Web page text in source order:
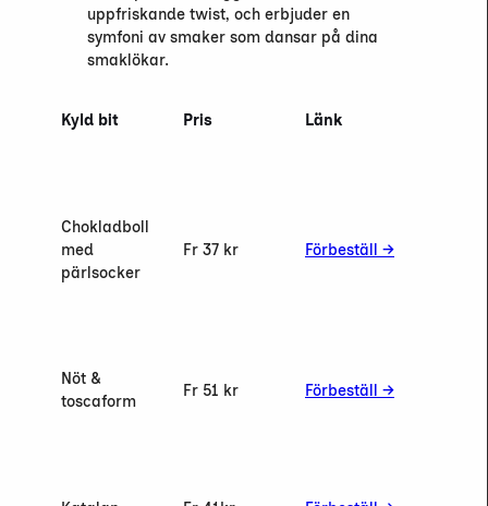
uppfriskande twist, och erbjuder en
symfoni av smaker som dansar på dina
smaklökar.
Kyld bit Pris Länk
Chokladboll
med
pärlsocker
Fr 37 kr Förbeställ →
Nöt &
toscaform
Fr 51 kr Förbeställ →